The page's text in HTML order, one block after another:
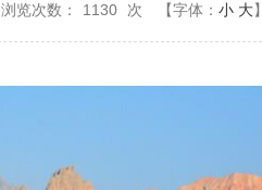
浏览次数： 1130 次 【字体： 小 大